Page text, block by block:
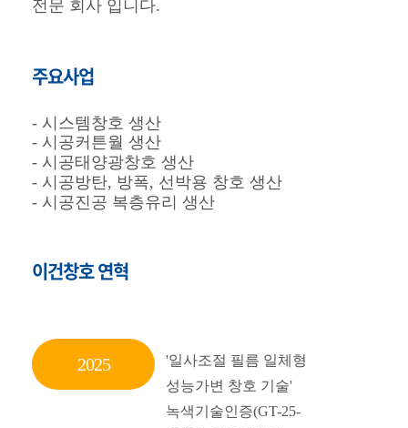
전문 회사 입니다.
주요사업
- 시스템창호 생산
- 시공커튼월 생산
- 시공태양광창호 생산
- 시공방탄, 방폭, 선박용 창호 생산
- 시공진공 복층유리 생산
이건창호 연혁
2025
'일사조절 필름 일체형
성능가변 창호 기술'
녹색기술인증(GT-25-